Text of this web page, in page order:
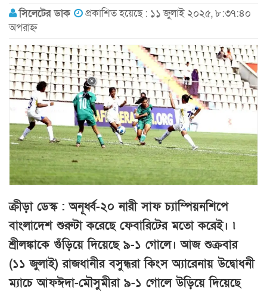
সিলেটের ডাক
প্রকাশিত হয়েছে : ১১ জুলাই ২০২৫, ৮:৩৭:৪০
অপরাহ্ন
ক্রীড়া ডেস্ক : অনূর্ধ্ব-২০ নারী সাফ চ্যাম্পিয়নশিপে
বাংলাদেশ শুরুটা করেছে ফেবারিটের মতো করেই। ৷
শ্রীলঙ্কাকে গুঁড়িয়ে দিয়েছে ৯-১ গোলে। আজ শুক্রবার
(১১ জুলাই) রাজধানীর বসুন্ধরা কিংস অ্যারেনায় উদ্বোধনী
ম্যাচে আফঈদা-মৌসুমীরা ৯-১ গোলে উড়িয়ে দিয়েছে